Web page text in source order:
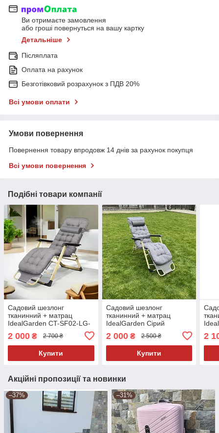
Ви отримаєте замовлення
або гроші повернуться на вашу картку
Детальніше
Післяплата
Оплата на рахунок
Безготівковий розрахунок з ПДВ 20%
Всі умови оплати
Умови повернення
Повернення товару впродовж 14 днів за рахунок покупця
Всі умови повернення
Подібні товари компанії
Садовий шезлонг
тканинний + матрац
IdealGarden CT-SF02-LG-
2 000 ₴ 2 700 ₴
Купити
Садовий шезлонг
тканинний + матрац
IdealGarden Сірий
2 000₴ 2 500 ₴
Купити
2
Акційні пропозиції та новинки
–37% –31%